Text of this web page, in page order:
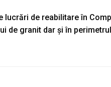
lucrări de reabilitare în
de granit dar și în